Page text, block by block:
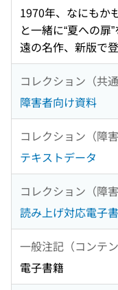
1970年、なにもか
と一緒に“夏への
遠の名作、新版で
コレクション（共通
障害者向け資料
コレクション（障
テキストデータ
コレクション（障
読み上げ対応電子
一般注記（コンテン
電子書籍